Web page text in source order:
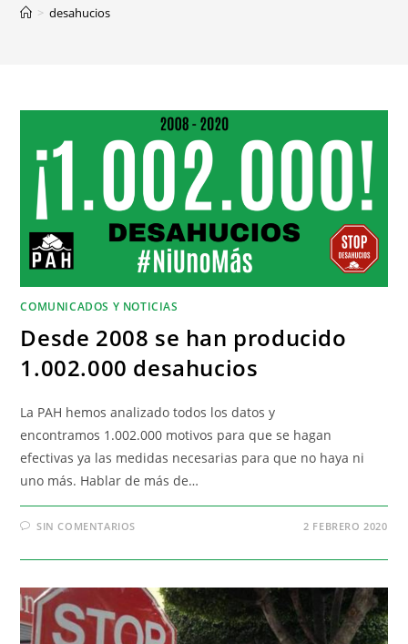
> desahucios
COMUNICADOS Y NOTICIAS
Desde 2008 se han producido
1.002.000 desahucios
La PAH hemos analizado todos los datos y
encontramos 1.002.000 motivos para que se hagan
efectivas ya las medidas necesarias para que no haya ni
uno más. Hablar de más de…
SIN COMENTARIOS 2 FEBRERO 2020